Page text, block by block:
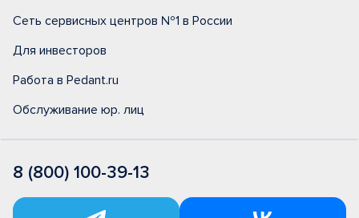
Сеть сервисных центров №1 в России
Для инвесторов
Работа в Pedant.ru
Обслуживание юр. лиц
8 (800) 100-39-13